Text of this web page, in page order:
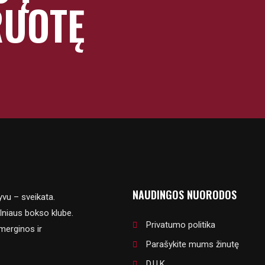
– sveikata.
bokso klube.
ir
NAUDINGOS NUORODOS
Privatumo politika
Parašykite mums žinutę